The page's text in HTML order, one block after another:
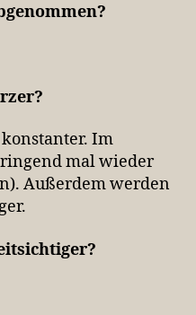
konstanter. Im
mal wieder
Außerdem werden